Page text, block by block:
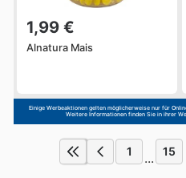
1,99 €
Alnatura Mais
Einige Werbeaktionen gelten möglicherweise nur für
Weitere Informationen finden Sie in ihrer
1 ... 15